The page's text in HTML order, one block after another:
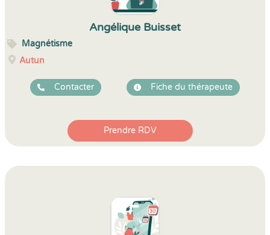
Angélique Buisset
Magnétisme
Autun
Contacter Fiche du thérapeute
Prendre RDV